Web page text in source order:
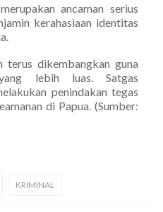
ancaman serius
kerahasiaan identitas
terus dikembangkan guna
lebih luas. Satgas
penindakan tegas
di Papua. (Sumber:
KRIMINAL